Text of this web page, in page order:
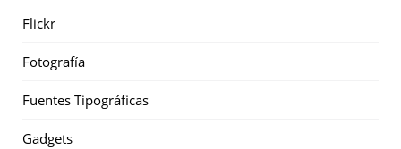
Flickr
Fotografía
Fuentes Tipográficas
Gadgets